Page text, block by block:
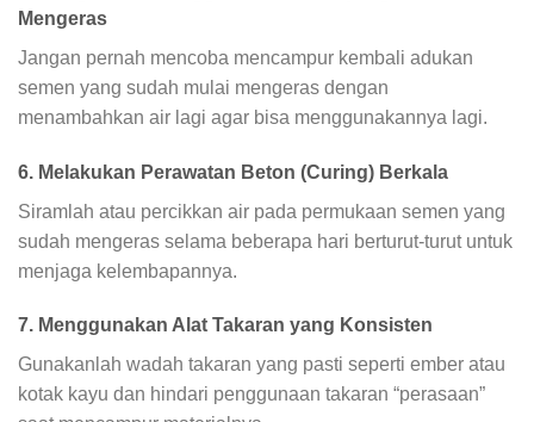
Mengeras
Jangan pernah mencoba mencampur kembali adukan
semen yang sudah mulai mengeras dengan
menambahkan air lagi agar bisa menggunakannya lagi.
6. Melakukan Perawatan Beton (Curing) Berkala
Siramlah atau percikkan air pada permukaan semen yang
sudah mengeras selama beberapa hari berturut-turut untuk
menjaga kelembapannya.
7. Menggunakan Alat Takaran yang Konsisten
Gunakanlah wadah takaran yang pasti seperti ember atau
kotak kayu dan hindari penggunaan takaran “perasaan”